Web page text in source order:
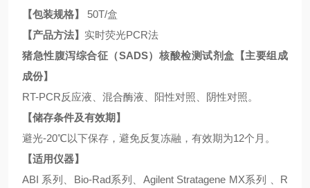
【包装规格】
50T/盒
【产品方法】 实时荧光PCR法
猪急性腹泻综合征（SADS）核酸检测试剂盒 【主要组成
成份】
RT-PCR反应液、混合酶液、阳性对照、阴性对照。
【储存条件及有效期】
避光-20℃以下保存，避免反复冻融，有效期为12个月。
【适用仪器】
ABI 系列、Bio-Rad系列、Agilent Stratagene MX系列 、R